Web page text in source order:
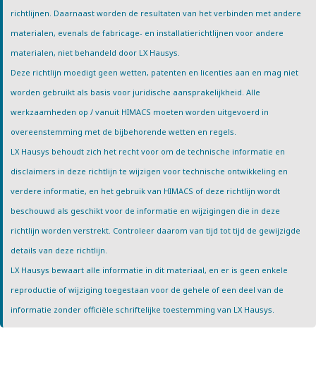
richtlijnen. Daarnaast worden de resultaten van het verbinden met andere
materialen, evenals de fabricage- en installatierichtlijnen voor andere
materialen, niet behandeld door LX Hausys.
Deze richtlijn moedigt geen wetten, patenten en licenties aan en mag niet
worden gebruikt als basis voor juridische aansprakelijkheid. Alle
werkzaamheden op / vanuit HIMACS moeten worden uitgevoerd in
overeenstemming met de bijbehorende wetten en regels.
LX Hausys behoudt zich het recht voor om de technische informatie en
disclaimers in deze richtlijn te wijzigen voor technische ontwikkeling en
verdere informatie, en het gebruik van HIMACS of deze richtlijn wordt
beschouwd als geschikt voor de informatie en wijzigingen die in deze
richtlijn worden verstrekt. Controleer daarom van tijd tot tijd de gewijzigde
details van deze richtlijn.
LX Hausys bewaart alle informatie in dit materiaal, en er is geen enkele
reproductie of wijziging toegestaan voor de gehele of een deel van de
informatie zonder officiële schriftelijke toestemming van LX Hausys.